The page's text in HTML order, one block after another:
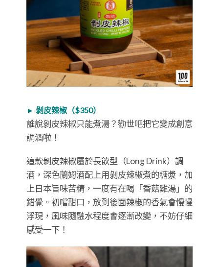
► 剝皮辣椒（$350）
誰說剝皮辣椒只能煮湯？勸世吧把它變成創意
調酒啦！
這款剝皮辣椒屬於長飲型（Long Drink）調
酒，深色蘭姆酒配上用剝皮辣椒煮的糖漿，加
上日本旨味苦精，一度有在喝「香菇雞湯」的
錯覺。初嚐甜口，放到後面辣椒的香氣會慢慢
浮現，風味隨融水程度會逐漸改變，不妨仔細
感受一下！